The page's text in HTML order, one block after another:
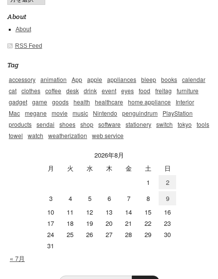
About
About
RSS Feed
Tag
accessory animation App apple appliances bleep books calendar
cat clothes coffee desk drink event eyes food freitag
furniture
gadget game goods health healthcare home appliance
Interior
Mac megane movie music Nintendo penguindrum
PlayStation
products sendai shoes shop software stationery switch tokyo
tools
towel
watch weatherization web service
2026年8月
月
火 水 木 金 土
日
1
2
3
4 5 6 7 8
9
10
11 12 13 14 15
16
17
18 19 20 21 22
23
24
25 26 27 28 29
30
31
« 7月